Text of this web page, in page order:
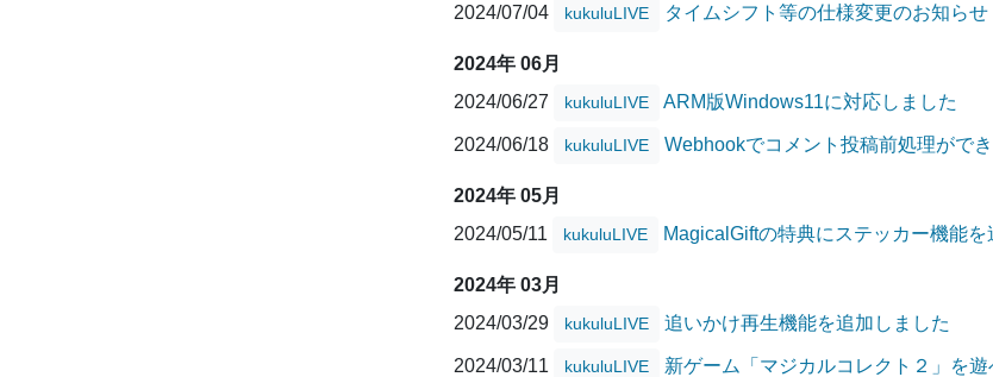
2024/07/04
kukuluLIVE タイムシフト等の仕様変更のお知らせ
2024年 06月
2024/06/27
kukuluLIVE ARM版Windows11に対応しました
2024/06/18 kukuluLIVE Webhookでコメント投稿前処理がで
2024年 05月
2024/05/11
kukuluLIVE MagicalGiftの特典にステッカー機能を
2024年 03月
2024/03/29
kukuluLIVE 追いかけ再生機能を追加しました
2024/03/11 kukuluLIVE 新ゲーム「マジカルコレクト２」を遊